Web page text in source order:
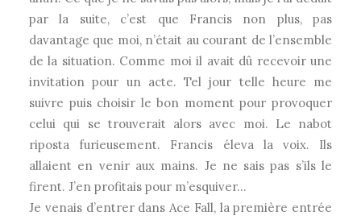
par la suite, c’est que Francis non plus, pas
davantage que moi, n’était au courant de l’ensemble
de la situation. Comme moi il avait dû recevoir une
invitation pour un acte. Tel jour telle heure me
suivre puis choisir le bon moment pour provoquer
celui qui se trouverait alors avec moi. Le nabot
riposta furieusement. Francis éleva la voix. Ils
allaient en venir aux mains. Je ne sais pas s’ils le
firent. J’en profitais pour m’esquiver…
Je venais d’entrer dans Ace Fall, la première entrée